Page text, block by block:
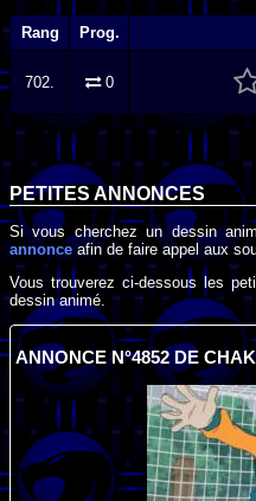
Rang Prog.
702. 0
PETITES ANNONCES
Si vous cherchez un dessin
annonceafin de faire appel aux
Vous trouverez ci-dessous les
dessin animé.
ANNONCE N°4852 DE